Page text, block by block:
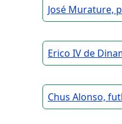
José Murature,
Erico IV de
Chus Alonso,